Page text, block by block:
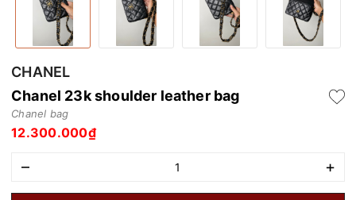
CHANEL
Chanel 23k shoulder leather bag
Chanel bag
12.300.000₫
– +